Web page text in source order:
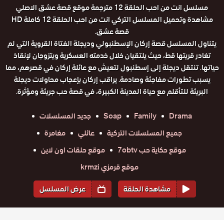
مسلسل انت من احب الحلقة 12 مترجمة موقع قصة عشق الاصلي
مشاهدة وتحميل المسلسل التركي انت من احب الحلقة 12 كاملة HD
قصة عشق.
يتناول المسلسل قصة إركان الإسطنبولي وديجلة الفتاة القروية التي لم
تغادر قريتها قط، حيث يلتقيان خلال خدمته العسكرية ويتزوجان لإنقاذ
حياتها. تنتقل ديجلة إلى إسطنبول لتعيش مع عائلة إركان في قصرهم، مما
يسبب تطورات مفاجئة وصادمة. يراقب إركان بإعجاب محاولات ديجلة
البريئة للتأقلم مع حياة المدينة الكبيرة، في قصة حب جريئة ومؤثرة.
Drama
Family
Soap
جديد المسلسلات
جميع المسلسلات التركية
عائلي
مغامرة
موقع حكاية حب 7obtv
موقع حلقات اون لاين
موقع قرمزي krmzi
مشاهدة الحلقة
عرض المسلسل